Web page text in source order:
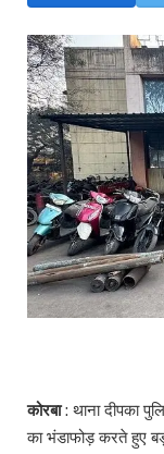
कोरबा: थाना दीपका
का भंडाफोड़ करते हुए